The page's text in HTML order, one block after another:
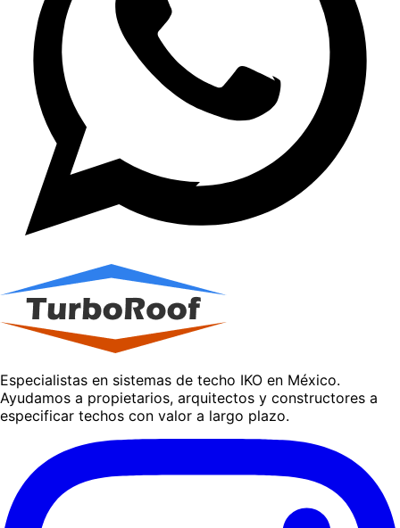
Especialistas en sistemas de techo IKO en México.
Ayudamos a propietarios, arquitectos y constructores a
especificar techos con valor a largo plazo.